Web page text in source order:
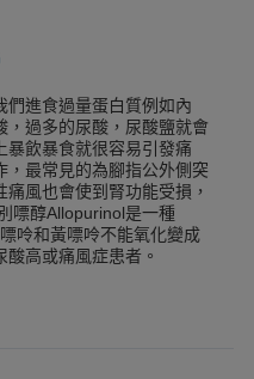
們進食過量蛋白質例如內
，過多的尿酸，尿酸鹽就會
暴飲暴食就很容易引發痛
，最常見的為腳指公外側突
風也會使到腎功能受損，
嘌醇Allopurinol是一種
呤和黃嘌呤不能氧化變成
高或痛風症患者。